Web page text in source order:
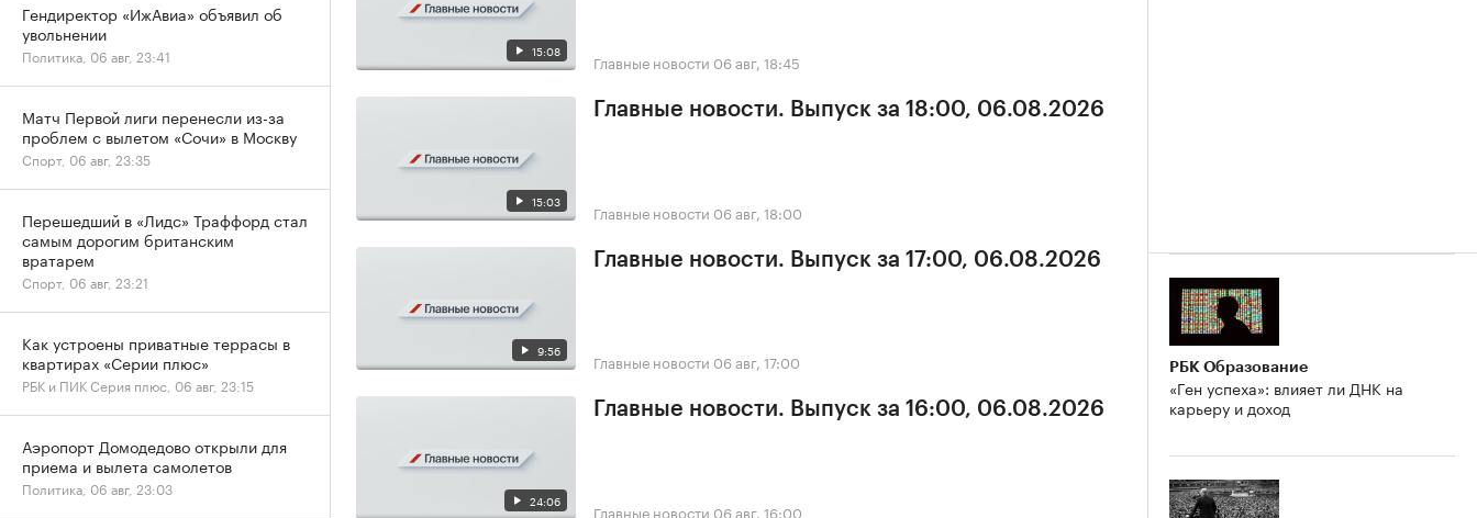
15:08 Главные новости 06 авг, 18:45
15:03
Главные новости. Выпуск за 18:00, 06.08.2026
Главные новости 06 авг, 18:00
9:56
Главные новости. Выпуск за 17:00, 06.08.2026
Главные новости 06 авг, 17:00
24:06
Главные новости. Выпуск за 16:00, 06.08.2026
Главные новости 06 авг, 16:00
РБК Образование
«Ген успеха»: влияет ли ДНК на
карьеру и доход
Гендиректор «ИжАвиа» объявил об
увольнении
Политика, 06 авг, 23:41
Матч Первой лиги перенесли из-за
проблем с вылетом «Сочи» в Москву
Спорт, 06 авг, 23:35
Перешедший в «Лидс» Траффорд стал
самым дорогим британским
вратарем
Спорт, 06 авг, 23:21
Как устроены приватные террасы в
квартирах «Серии плюс»
РБК и ПИК Серия плюс, 06 авг, 23:15
Аэропорт Домодедово открыли для
приема и вылета самолетов
Политика, 06 авг, 23:03